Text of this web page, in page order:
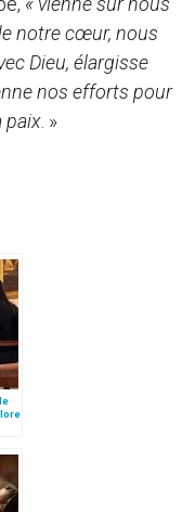
notre cœur, nous
Dieu, élargisse
nos efforts pour
paix . »